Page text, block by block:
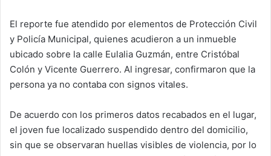
El reporte fue atendido por elementos de Protección Civil
y Policía Municipal, quienes acudieron a un inmueble
ubicado sobre la calle Eulalia Guzmán, entre Cristóbal
Colón y Vicente Guerrero. Al ingresar, confirmaron que la
persona ya no contaba con signos vitales.
De acuerdo con los primeros datos recabados en el lugar,
el joven fue localizado suspendido dentro del domicilio,
sin que se observaran huellas visibles de violencia, por lo